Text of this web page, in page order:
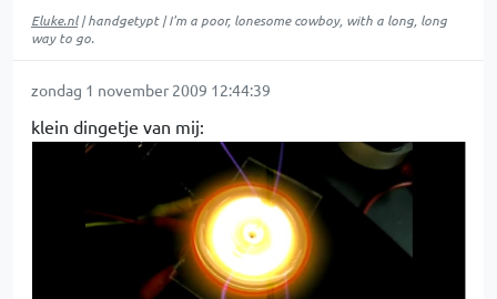
Eluke.nl| handgetypt | I'm a poor, lonesome cowboy, with a long, long
way to go.
zondag 1 november 2009 12:44:39
klein dingetje van mij: